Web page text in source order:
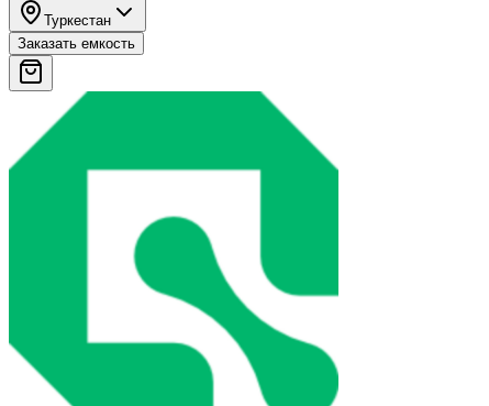
Туркестан
Заказать емкость